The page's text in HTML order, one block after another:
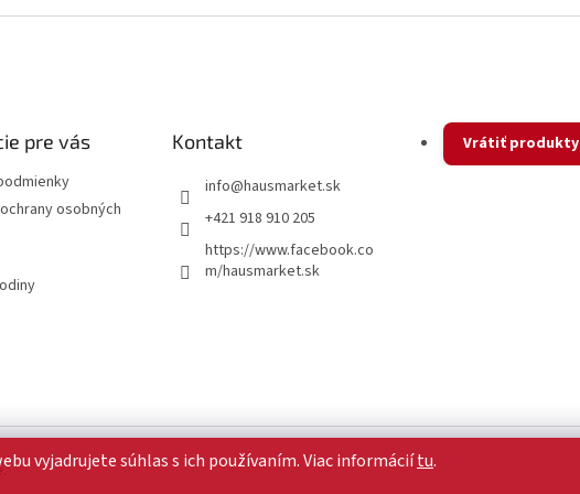
vyjadrujete súhlas s ich používaním. Viac informáciítu.
v
pre vás
osobných
Kontakt
info@hausmarket.sk
+421 918 910 205
https://www.facebook.co
m/hausmarket.sk
Vrátiť produkty